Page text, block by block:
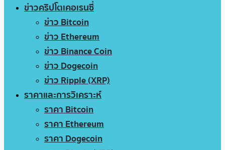
ข่าวคริปโตเคอเรนซี่
ข่าว Bitcoin
ข่าว Ethereum
ข่าว Binance Coin
ข่าว Dogecoin
ข่าว Ripple (XRP)
ราคาและการวิเคราะห์
ราคา Bitcoin
ราคา Ethereum
ราคา Dogecoin